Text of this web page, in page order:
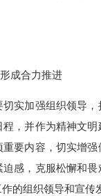
成合力推进
加强组织领导，
程，并作为精神文
要内容，切实增
感，克服松懈和
的组织领导和宣传